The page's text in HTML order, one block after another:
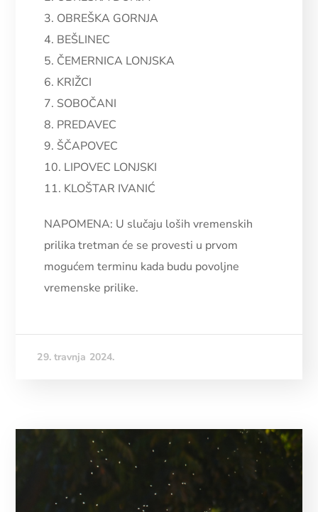
3. OBREŠKA GORNJA
4. BEŠLINEC
5. ČEMERNICA LONJSKA
6. KRIŽCI
7. SOBOČANI
8. PREDAVEC
9. ŠČAPOVEC
10. LIPOVEC LONJSKI
11. KLOŠTAR IVANIĆ
NAPOMENA: U slučaju loših vremenskih
prilika tretman će se provesti u prvom
mogućem terminu kada budu povoljne
vremenske prilike.
29. travnja 2024.